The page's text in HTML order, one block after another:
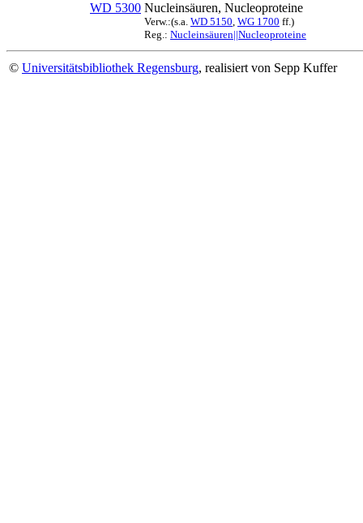
WD 5300 Nucleinsäuren, Nucleoproteine
Verw.:(s.a. WD 5150, WG 1700 ff.)
Reg.: Nucleinsäuren||Nucleoproteine
© Universitätsbibliothek Regensburg, realisiert von Sepp Kuffer